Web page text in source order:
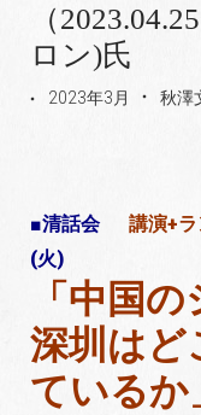
（
ロン)氏
2023年3月 秋澤
■清話会 講演+
(火)
「中国
深圳はど
ているか